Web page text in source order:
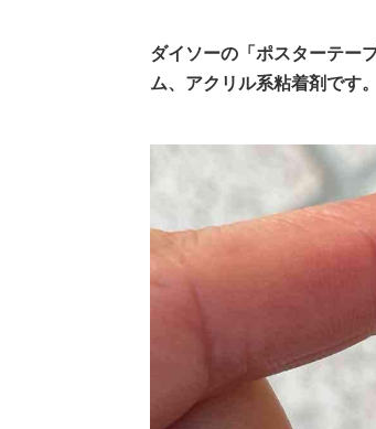
ダイソーの「ポスターテー
ム、アクリル系粘着剤です。